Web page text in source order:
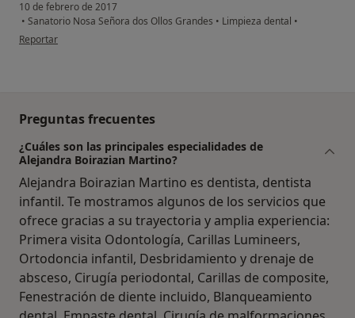
10 de febrero de 2017
• Sanatorio Nosa Señora dos Ollos Grandes • Limpieza dental •
en opinión del usuario Cuenta eliminada
Reportar
Preguntas frecuentes
¿Cuáles son las principales especialidades de
Alejandra Boirazian Martino?
Alejandra Boirazian Martino es dentista, dentista
infantil. Te mostramos algunos de los servicios que
ofrece gracias a su trayectoria y amplia experiencia:
Primera visita Odontología, Carillas Lumineers,
Ortodoncia infantil, Desbridamiento y drenaje de
absceso, Cirugía periodontal, Carillas de composite,
Fenestración de diente incluido, Blanqueamiento